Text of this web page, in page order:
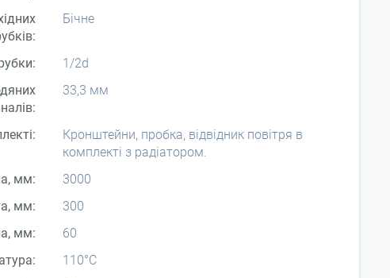
Бічне
1/2d
33,3 мм
Кронштейни, пробка, відвідник повітря в
комплекті з радіатором.
мм:
3000
мм:
300
мм:
60
110°С